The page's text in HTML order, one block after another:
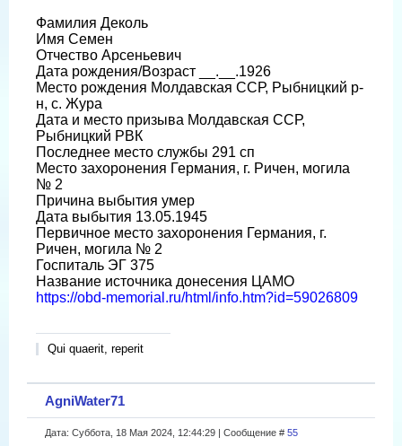
Фамилия Деколь
Имя Семен
Отчество Арсеньевич
Дата рождения/Возраст __.__.1926
Место рождения Молдавская ССР, Рыбницкий р-
н, с. Жура
Дата и место призыва Молдавская ССР,
Рыбницкий РВК
Последнее место службы 291 сп
Место захоронения Германия, г. Ричен, могила
№ 2
Причина выбытия умер
Дата выбытия 13.05.1945
Первичное место захоронения Германия, г.
Ричен, могила № 2
Госпиталь ЭГ 375
Название источника донесения ЦАМО
https://obd-memorial.ru/html/info.htm?id=59026809
Qui quaerit, reperit
AgniWater71
Дата: Суббота, 18 Мая 2024, 12:44:29 | Сообщение # 55